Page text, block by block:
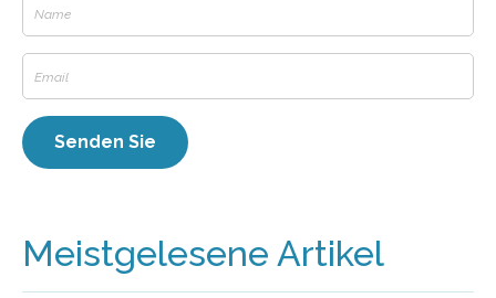
Meistgelesene Artikel